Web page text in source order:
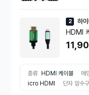
2 하
HDMI
색상)
종류 HDMI 케이블 메
icro HDMI
단자 암수